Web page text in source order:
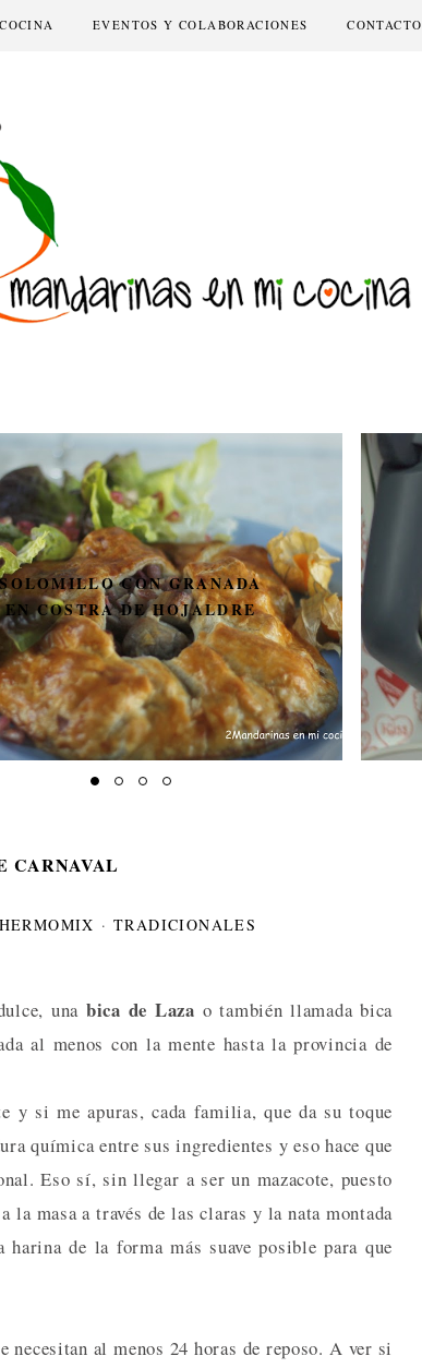
EVENTOS Y COLABORACIONES CONTACTO
SOLOMILLO CON GRANADA
EN COSTRA DE HOJALDRE
CARNAVAL
· TRADICIONALES
una bica de Laza o también llamada bica
al menos con la mente hasta la provincia de
y si me apuras, cada familia, que da su toque
química entre sus ingredientes y eso hace que
Eso sí, sin llegar a ser un mazacote, puesto
masa a través de las claras y la nata montada
de la forma más suave posible para que
necesitan al menos 24 horas de reposo. A ver si